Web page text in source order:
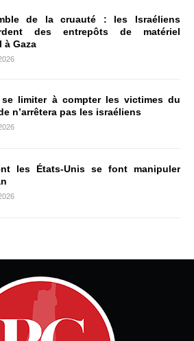
de la cruauté : les Israéliens
des entrepôts de matériel
à Gaza
se limiter à compter les victimes du
n’arrêtera pas les israéliens
les États-Unis se font manipuler